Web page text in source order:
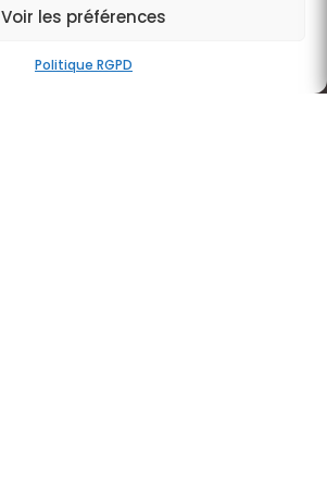
Voir les préférences
Politique RGPD